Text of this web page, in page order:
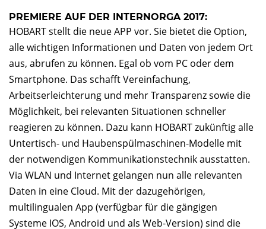
PREMIERE AUF DER INTERNORGA 2017:
HOBART stellt die neue APP vor. Sie bietet die Option,
alle wichtigen Informationen und Daten von jedem Ort
aus, abrufen zu können. Egal ob vom PC oder dem
Smartphone. Das schafft Vereinfachung,
Arbeitserleichterung und mehr Transparenz sowie die
Möglichkeit, bei relevanten Situationen schneller
reagieren zu können. Dazu kann HOBART zukünftig alle
Untertisch- und Haubenspülmaschinen-Modelle mit
der notwendigen Kommunikationstechnik ausstatten.
Via WLAN und Internet gelangen nun alle relevanten
Daten in eine Cloud. Mit der dazugehörigen,
multilingualen App (verfügbar für die gängigen
Systeme IOS, Android und als Web-Version) sind die